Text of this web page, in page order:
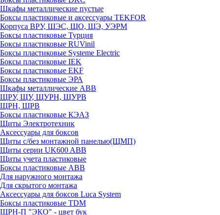
Шкафы металлические пустые
Боксы пластиковые и аксессуары TEKFOR
Корпуса ВРУ, ШЭС, ЩО, ЩЭ, УЭРМ
Боксы пластиковые Турция
Боксы пластиковые RUVinil
Боксы пластиковые Systeme Electric
Боксы пластиковые IEK
Боксы пластиковые EKF
Боксы пластиковые ЭРА
Шкафы металлические ABB
ЩРУ, ЩУ, ЩУРН, ЩУРВ
ЩРН, ЩРВ
Боксы пластиковые КЭАЗ
Щиты Электротехник
Аксессуары для боксов
Щиты с/без монтажной панелью(ЩМП)
Щиты серии UK600 ABB
Щиты учета пластиковые
Боксы пластиковые ABB
Для наружного монтажа
Для скрытого монтажа
Аксессуары для боксов Luca System
Боксы пластиковые TDM
ЩРН-П "ЭКО" - цвет бук